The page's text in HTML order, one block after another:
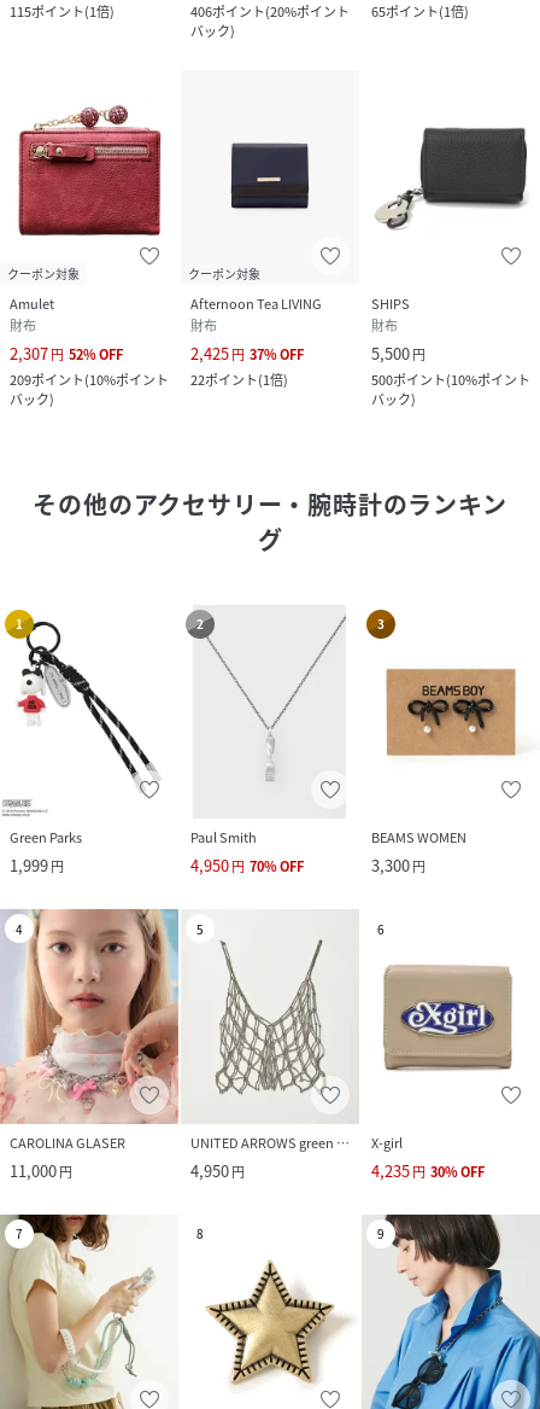
115ポイント(1倍)
406ポイント(20%ポイント
バック)
65ポイント(1倍)
クーポン対象
Amulet
財布
2,307円 52%OFF
209ポイント(10%ポイント
バック)
クーポン対象
Afternoon Tea LIVING
財布
2,425円 37%OFF
22ポイント(1倍)
SHIPS
財布
5,500円
500ポイント(10%ポイント
バック)
その他のアクセサリー・腕時計のランキン
グ
1
Green Parks
1,999円
2
Paul Smith
4,950円 70%OFF
3
BEAMS WOMEN
3,300円
4
CAROLINA GLASER
11,000円
5
UNITED ARROWS green label relaxing
4,950円
6
X-girl
4,235円 30%OFF
7 8 9